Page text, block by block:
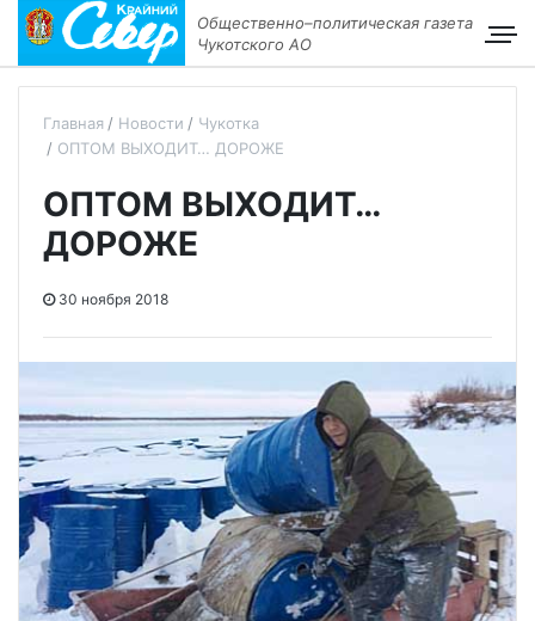
Общественно–политическая газета
Чукотского АО
Главная Новости
Чукотка
ОПТОМ ВЫХОДИТ… ДОРОЖЕ
ОПТОМ ВЫХОДИТ…
ДОРОЖЕ
30 ноября 2018